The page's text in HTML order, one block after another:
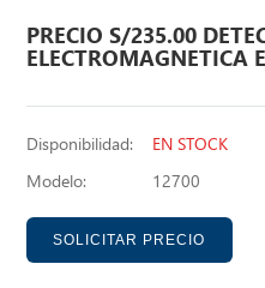
PRECIO S/235.00
ELECTROMAGNETICA
Disponibilidad:
EN STOCK
Modelo:
12700
SOLICITAR PRECIO